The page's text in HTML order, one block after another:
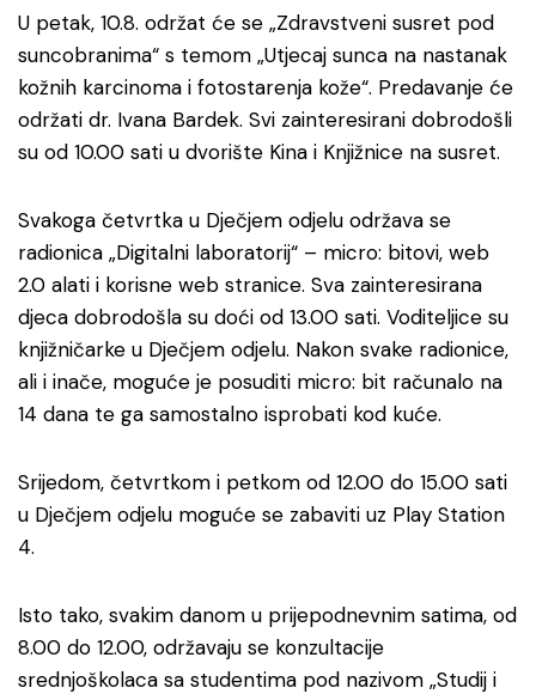
U petak, 10.8. održat će se „Zdravstveni susret pod
suncobranima“ s temom „Utjecaj sunca na nastanak
kožnih karcinoma i fotostarenja kože“. Predavanje će
održati dr. Ivana Bardek. Svi zainteresirani dobrodošli
su od 10.00 sati u dvorište Kina i Knjižnice na susret.
Svakoga četvrtka u Dječjem odjelu održava se
radionica „Digitalni laboratorij“ – micro: bitovi, web
2.0 alati i korisne web stranice. Sva zainteresirana
djeca dobrodošla su doći od 13.00 sati. Voditeljice su
knjižničarke u Dječjem odjelu. Nakon svake radionice,
ali i inače, moguće je posuditi micro: bit računalo na
14 dana te ga samostalno isprobati kod kuće.
Srijedom, četvrtkom i petkom od 12.00 do 15.00 sati
u Dječjem odjelu moguće se zabaviti uz Play Station
4.
Isto tako, svakim danom u prijepodnevnim satima, od
8.00 do 12.00, održavaju se konzultacije
srednjoškolaca sa studentima pod nazivom „Studij i